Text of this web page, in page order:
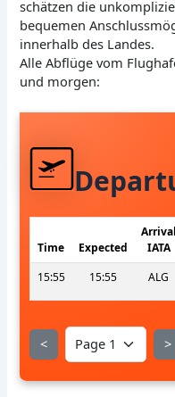
schätzen die
bequemen
innerhalb des Landes.
Alle Abflüge vom
und morgen:
Time Expected
Arrival
IATA
15:55
15:55 ALG
< >